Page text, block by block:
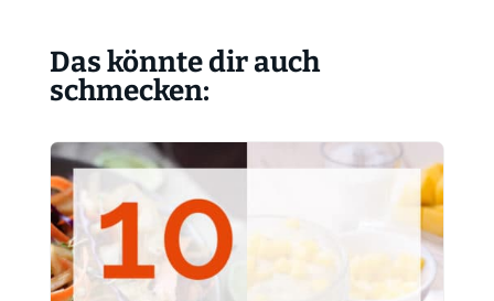
Das könnte dir auch
schmecken: